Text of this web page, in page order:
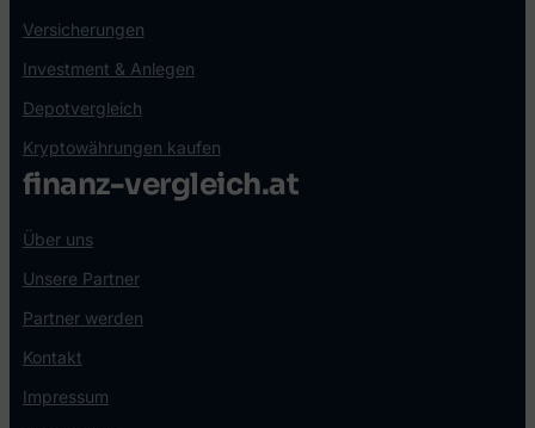
Versicherungen
Investment & Anlegen
Depotvergleich
Kryptowährungen kaufen
finanz-vergleich.at
Über uns
Unsere Partner
Partner werden
Kontakt
Impressum